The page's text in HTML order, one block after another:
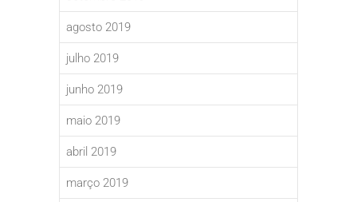
agosto 2019
julho 2019
junho 2019
maio 2019
abril 2019
março 2019